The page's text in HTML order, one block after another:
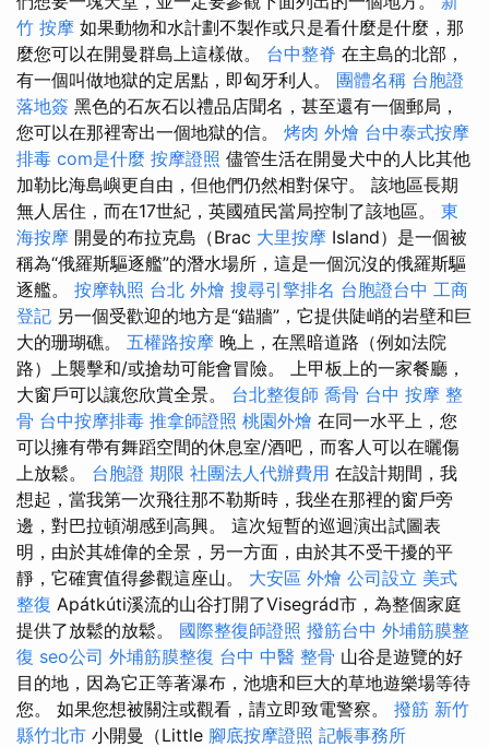
竹 按摩 如果動物和水計劃不製作或只是看什麼是什麼，那
麼您可以在開曼群島上這樣做。 台中整脊 在主島的北部，
有一個叫做地獄的定居點，即匈牙利人。 團體名稱 台胞證
落地簽 黑色的石灰石以禮品店聞名，甚至還有一個郵局，
您可以在那裡寄出一個地獄的信。 烤肉 外燴 台中泰式按摩
排毒 com是什麼 按摩證照 儘管生活在開曼犬中的人比其他
加勒比海島嶼更自由，但他們仍然相對保守。 該地區長期
無人居住，而在17世紀，英國殖民當局控制了該地區。 東
海按摩 開曼的布拉克島（Brac 大里按摩 Island）是一個被
稱為“俄羅斯驅逐艦”的潛水場所，這是一個沉沒的俄羅斯驅
逐艦。 按摩執照 台北 外燴 搜尋引擎排名 台胞證台中 工商
登記 另一個受歡迎的地方是“錨牆”，它提供陡峭的岩壁和巨
大的珊瑚礁。 五權路按摩 晚上，在黑暗道路（例如法院
路）上襲擊和/或搶劫可能會冒險。 上甲板上的一家餐廳，
大窗戶可以讓您欣賞全景。 台北整復師 喬骨 台中 按摩 整
骨 台中按摩排毒 推拿師證照 桃園外燴 在同一水平上，您
可以擁有帶有舞蹈空間的休息室/酒吧，而客人可以在曬傷
上放鬆。 台胞證 期限 社團法人代辦費用 在設計期間，我
想起，當我第一次飛往那不勒斯時，我坐在那裡的窗戶旁
邊，對巴拉頓湖感到高興。 這次短暫的巡迴演出試圖表
明，由於其雄偉的全景，另一方面，由於其不受干擾的平
靜，它確實值得參觀這座山。 大安區 外燴 公司設立 美式
整復 Apátkúti溪流的山谷打開了Visegrád市，為整個家庭
提供了放鬆的放鬆。 國際整復師證照 撥筋台中 外埔筋膜整
復 seo公司 外埔筋膜整復 台中 中醫 整骨 山谷是遊覽的好
目的地，因為它正等著瀑布，池塘和巨大的草地遊樂場等待
您。 如果您想被關注或觀看，請立即致電警察。 撥筋 新竹
縣竹北市 小開曼（Little 腳底按摩證照 記帳事務所